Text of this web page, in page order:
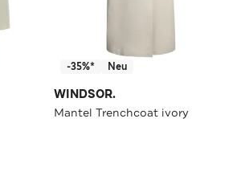
-35%* Neu
WINDSOR.
Mantel Trenchcoat ivory